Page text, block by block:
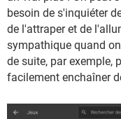
besoin de s'inquiéter
de l'attraper et de
sympathique quand
de suite, par exemple,
facilement enchaîner